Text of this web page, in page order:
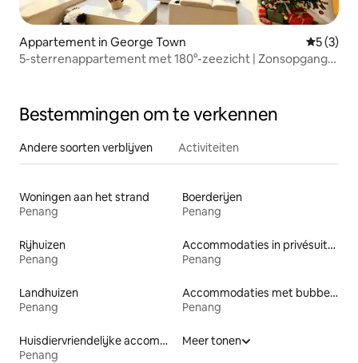
Appartement in George Town
5 (3)
5-sterrenappartement met 180°-zeezicht | Zonsopgang,
Bestemmingen om te verkennen
Andere soorten verblijven Activiteiten
Woningen aan het strand
Penang
Boerderijen
Penang
Rijhuizen
Penang
Accommodaties in privésuites
Penang
Landhuizen
Penang
Accommodaties met bubbelbad
Penang
Huisdiervriendelijke accommodaties
Penang
Meer tonen